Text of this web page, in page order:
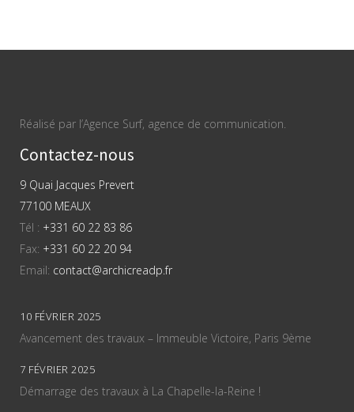
Réalisé par l’Agence Surf, agence de communication.
Contactez-nous
9 Quai Jacques Prevert
77100 MEAUX
Tél : +331 60 22 83 86
Fax: +331 60 22 20 94
Email: contact@archicreadp.fr
10 FÉVRIER 2025
Avancement des travaux – Immeuble Victoire, Paris 9ème
7 FÉVRIER 2025
Démarrage des travaux à La Chapelle-la-Reine !